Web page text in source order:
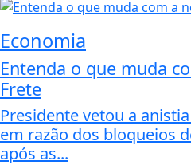
Economia
Entenda o que muda
Frete
Presidente vetou a
em razão dos bloqueios
após as...